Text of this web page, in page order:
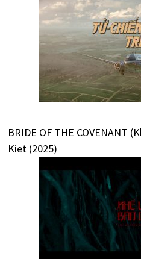
BRIDE OF THE COVENANT
Kiet (2025)